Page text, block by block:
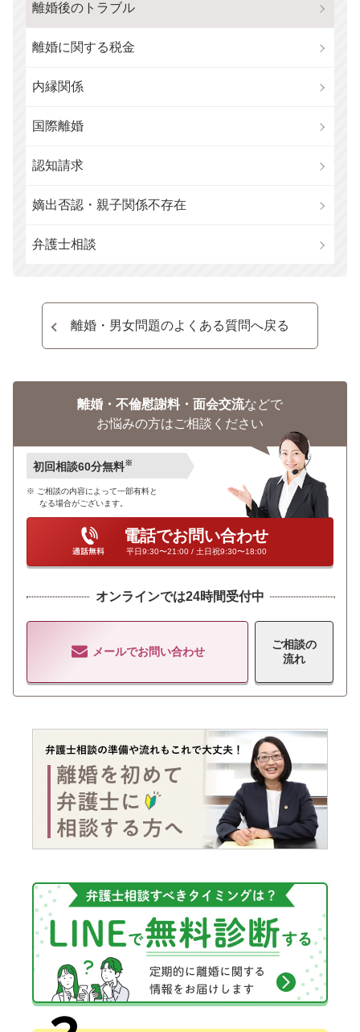
離婚後のトラブル
離婚に関する税金
内縁関係
国際離婚
認知請求
嫡出否認・親子関係不存在
弁護士相談
離婚・男女問題のよくある質問へ戻る
離婚・不倫慰謝料・面会交流などで
お悩みの方はご相談ください
初回相談60分無料※
ご相談の内容によって一部有料と
なる場合がございます。
電話でお問い合わせ
平日9:30〜21:00 / 土日祝9:30〜18:00
オンラインでは24時間受付中
メールでお問い合わせ
ご相談の
流れ